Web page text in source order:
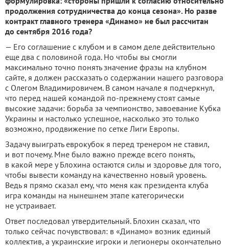
продолжения сотрудничества до конца сезона». Но разве
контракт главного тренера «Динамо» не был рассчитан
до сентября 2016 года?
— Его соглашение с клубом и в самом деле действительно
еще два с половиной года. Но чтобы вы смогли
максимально точно понять значение фразы на клубном
сайте, я должен рассказать о содержании нашего разговора
с Олегом Владимировичем. В самом начале я подчеркнул,
что перед нашей командой по-прежнему стоят самые
высокие задачи: борьба за чемпионство, завоевание Кубка
Украины и настолько успешное, насколько это только
возможно, продвижение по сетке Лиги Европы.
Задачу выиграть еврокубок я перед тренером не ставил,
и вот почему. Мне было важно прежде всего понять,
в какой мере у Блохина остаются силы и здоровье для того,
чтобы вывести команду на качественно новый уровень.
Ведь я прямо сказал ему, что меня как президента клуба
игра команды на нынешнем этапе категорически
не устраивает.
Ответ последовал утвердительный. Блохин сказал, что
только сейчас почувствовал: в «Динамо» возник единый
коллектив, а украинские игроки и легионеры окончательно